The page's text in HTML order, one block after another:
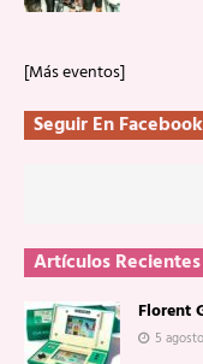
[Más eventos]
Seguir En Facebook
Artículos Recientes
Florent
5